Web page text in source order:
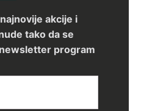
akcije i
tako da se
program